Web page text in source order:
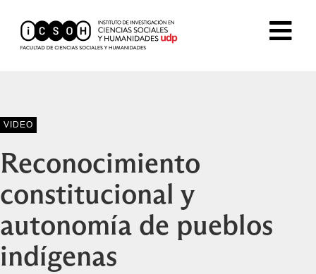
VIDEO
Reconocimiento
constitucional y
autonomía de pueblos
indígenas